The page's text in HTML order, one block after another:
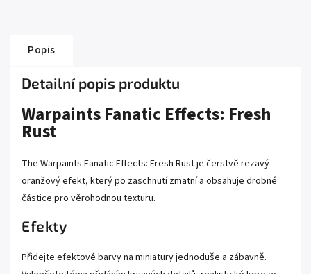
Popis
Detailní popis produktu
Warpaints Fanatic Effects: Fresh
Rust
The Warpaints Fanatic Effects: Fresh Rust je čerstvě rezavý
oranžový efekt, který po zaschnutí zmatní a obsahuje drobné
částice pro věrohodnou texturu.
Efekty
Přidejte efektové barvy na miniatury jednoduše a zábavně.